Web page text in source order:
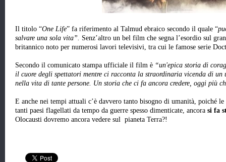
Il titolo “One Life” fa riferimento al Talmud ebraico secondo il quale “
salvare una sola vita”. Senz’altro un bel film che segna l’esordio sul
britannico noto per numerosi lavori televisivi, tra cui le famose serie
Secondo il comunicato stampa ufficiale il film è “un'epica storia di
il cuore degli spettatori mentre ci racconta la straordinaria vicenda di un
nella vita di tante persone. Un storia che ci fa ancora credere, oggi più
E anche nei tempi attuali c’è davvero tanto bisogno di umanità, poiché
tanti paesi flagellati da tempo da guerre spesso dimenticate, ancora si fa
Olocausti dovremo ancora vedere sul pianeta Terra?!